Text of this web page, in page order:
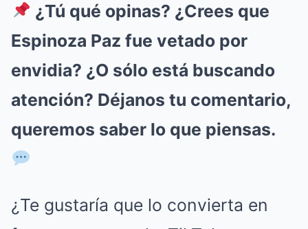
¿Tú qué opinas? ¿Crees que
Espinoza Paz fue vetado por
envidia? ¿O sólo está buscando
atención? Déjanos tu comentario,
queremos saber lo que piensas.
¿Te gustaría que lo convierta en